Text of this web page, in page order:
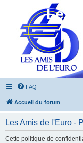
Les
FAQ
Accueil du forum
Les Amis de l'Euro -
Cette politique de